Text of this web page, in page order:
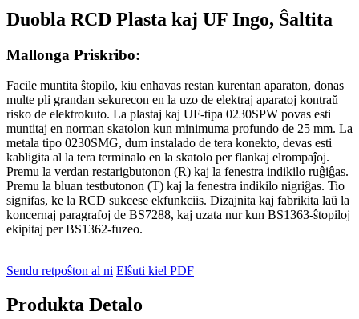
Duobla RCD Plasta kaj UF Ingo, Ŝaltita
Mallonga Priskribo:
Facile muntita ŝtopilo, kiu enhavas restan kurentan aparaton, donas
multe pli grandan sekurecon en la uzo de elektraj aparatoj kontraŭ
risko de elektrokuto. La plastaj kaj UF-tipa 0230SPW povas esti
muntitaj en norman skatolon kun minimuma profundo de 25 mm. La
metala tipo 0230SMG, dum instalado de tera konekto, devas esti
kabligita al la tera terminalo en la skatolo per flankaj elrompaĵoj.
Premu la verdan restarigbutonon (R) kaj la fenestra indikilo ruĝiĝas.
Premu la bluan testbutonon (T) kaj la fenestra indikilo nigriĝas. Tio
signifas, ke la RCD sukcese ekfunkciis. Dizajnita kaj fabrikita laŭ la
koncernaj paragrafoj de BS7288, kaj uzata nur kun BS1363-ŝtopiloj
ekipitaj per BS1362-fuzeo.
Sendu retpoŝton al ni Elŝuti kiel PDF
Produkta Detalo